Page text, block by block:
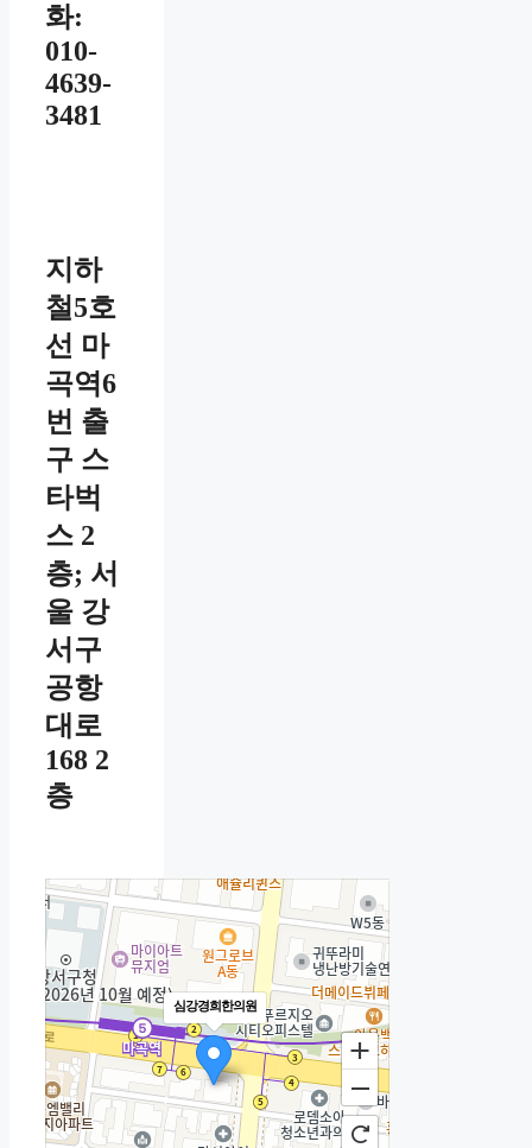
화:
010-
4639-
3481
지하
철5호
선 마
곡역6
번 출
구 스
타벅
스 2
층; 서
울 강
서구
공항
대로
168 2
층
심강경희한의원